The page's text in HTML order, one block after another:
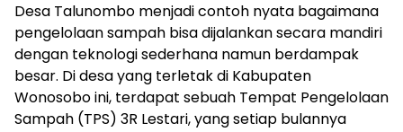
Desa Talunombo menjadi contoh nyata bagaimana
pengelolaan sampah bisa dijalankan secara mandiri
dengan teknologi sederhana namun berdampak
besar. Di desa yang terletak di Kabupaten
Wonosobo ini, terdapat sebuah Tempat Pengelolaan
Sampah (TPS) 3R Lestari, yang setiap bulannya